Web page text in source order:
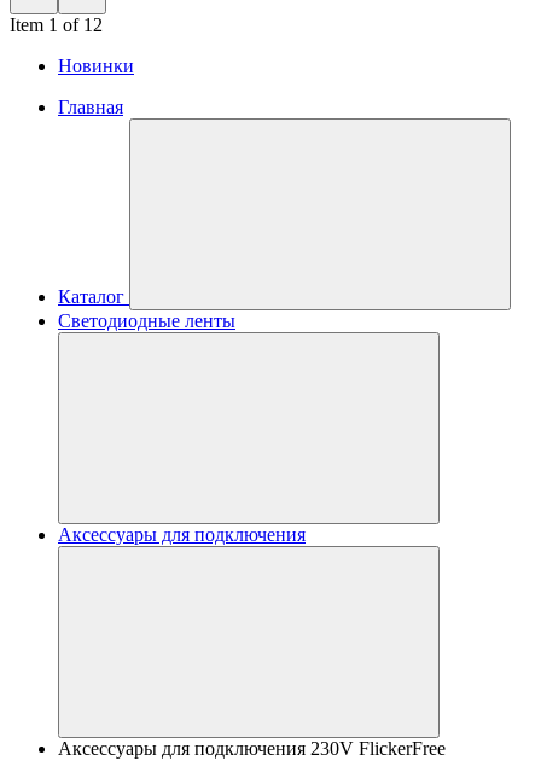
Item 1 of 12
Новинки
Главная
Каталог
Светодиодные ленты
Аксессуары для подключения
Аксессуары для подключения 230V FlickerFree